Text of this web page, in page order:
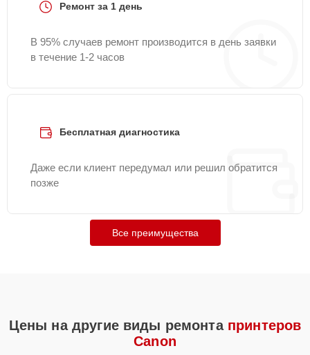
Ремонт за 1 день
В 95% случаев ремонт производится в день заявки
в течение 1-2 часов
Бесплатная диагностика
Даже если клиент передумал или решил обратится
позже
Все преимущества
Цены на другие виды ремонта принтеров
Canon